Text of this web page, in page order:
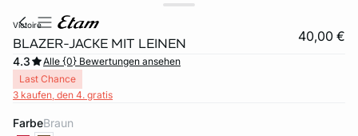
victoire
BLAZER-JACKE MIT LEINEN 40,00 €
4.3
Alle {0} Bewertungen ansehen
Last Chance
3 kaufen, den 4. gratis
Farbe braun